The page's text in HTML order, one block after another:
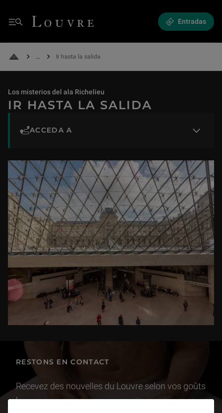
Menú
Louvre - Back to Home Entradas
Back to Home
See all breadcrumbs
Ir hasta la salida
IR HASTA LA SALIDA
Los misterios del ala Richelieu
ACCEDA A
RESTONS EN CONTACT
Recevez des nouvelles du Louvre selon vos goûts
!